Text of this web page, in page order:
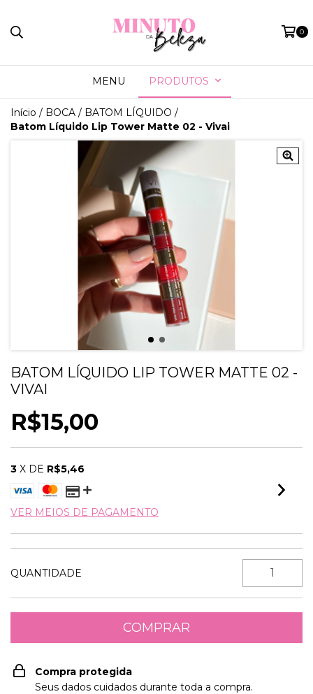
0
MENU PRODUTOS
Início / BOCA / BATOM LÍQUIDO /
Batom Líquido Lip Tower Matte 02 - Vivai
BATOM LÍQUIDO LIP TOWER MATTE 02 -
VIVAI
R$15,00
3 X DE R$5,46
VER MEIOS DE PAGAMENTO
QUANTIDADE
Compra protegida
Seus dados cuidados durante toda a compra.